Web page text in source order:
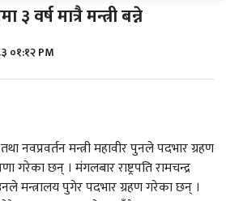
३ वर्ष मात्रै मन्त्री बन्ने
०१:१२ PM
नवप्रवर्तन मन्त्री महावीर पुनले पदभार ग्रहण
गरेका छन् । मंगलबार राष्ट्रपति रामचन्द्र
मन्त्रालय पुगेर पदभार ग्रहण गरेका छन् ।